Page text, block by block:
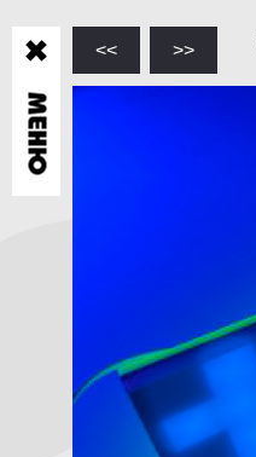
<< >>